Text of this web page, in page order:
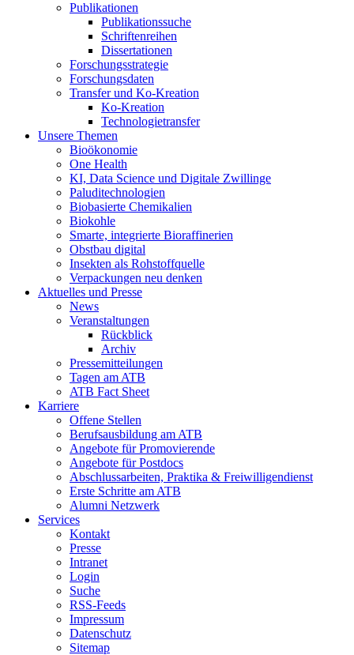
Publikationen
Publikationssuche
Schriftenreihen
Dissertationen
Forschungsstrategie
Forschungsdaten
Transfer und Ko-Kreation
Ko-Kreation
Technologietransfer
Unsere Themen
Bioökonomie
One Health
KI, Data Science und Digitale Zwillinge
Paluditechnologien
Biobasierte Chemikalien
Biokohle
Smarte, integrierte Bioraffinerien
Obstbau digital
Insekten als Rohstoffquelle
Verpackungen neu denken
Aktuelles und Presse
News
Veranstaltungen
Rückblick
Archiv
Pressemitteilungen
Tagen am ATB
ATB Fact Sheet
Karriere
Offene Stellen
Berufsausbildung am ATB
Angebote für Promovierende
Angebote für Postdocs
Abschlussarbeiten, Praktika & Freiwilligendienst
Erste Schritte am ATB
Alumni Netzwerk
Services
Kontakt
Presse
Intranet
Login
Suche
RSS-Feeds
Impressum
Datenschutz
Sitemap